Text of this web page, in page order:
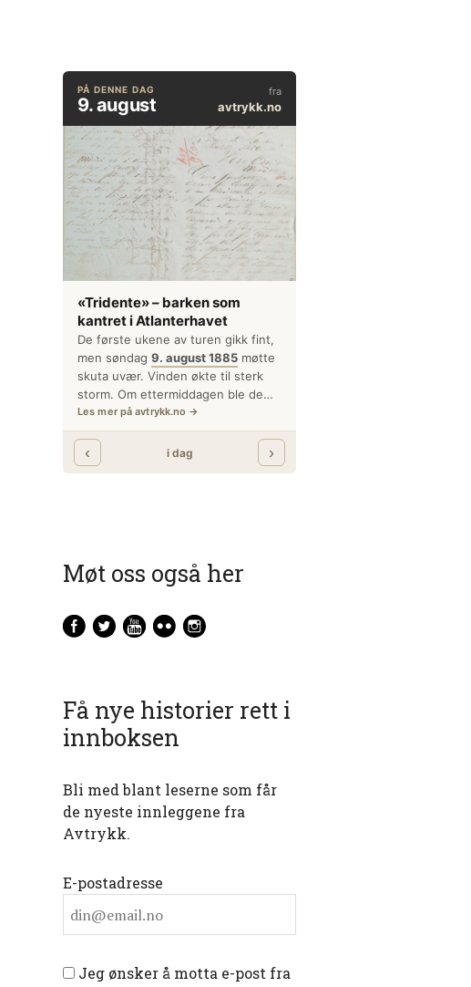
Møt oss også her
Få nye historier rett i
innboksen
Bli med blant leserne som får
de nyeste innleggene fra
Avtrykk.
E-postadresse
Jeg ønsker å motta e-post fra